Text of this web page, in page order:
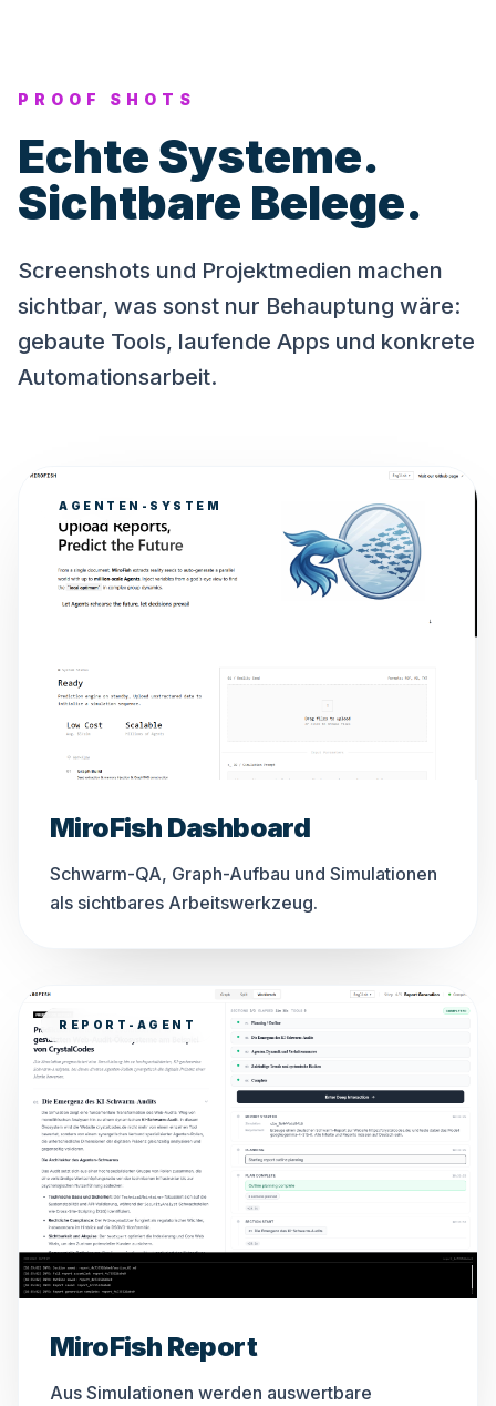
PROOF SHOTS
Echte Systeme.
Sichtbare Belege.
Screenshots und Projektmedien machen
sichtbar, was sonst nur Behauptung wäre:
gebaute Tools, laufende Apps und konkrete
Automationsarbeit.
AGENTEN-SYSTEM
MiroFish Dashboard
Schwarm-QA, Graph-Aufbau und Simulationen
als sichtbares Arbeitswerkzeug.
REPORT-AGENT
MiroFish Report
Aus Simulationen werden auswertbare